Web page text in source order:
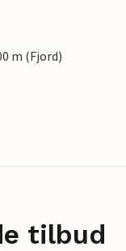
m (Fjord)
tilbud